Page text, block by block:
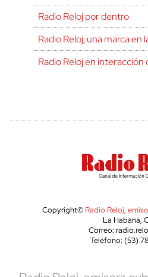
Radio Reloj por dentro
Radio Reloj, una marca en
Radio Reloj en interacción
Copyright© Radio Reloj,
La Habana,
Correo:
Teléfono: (53)